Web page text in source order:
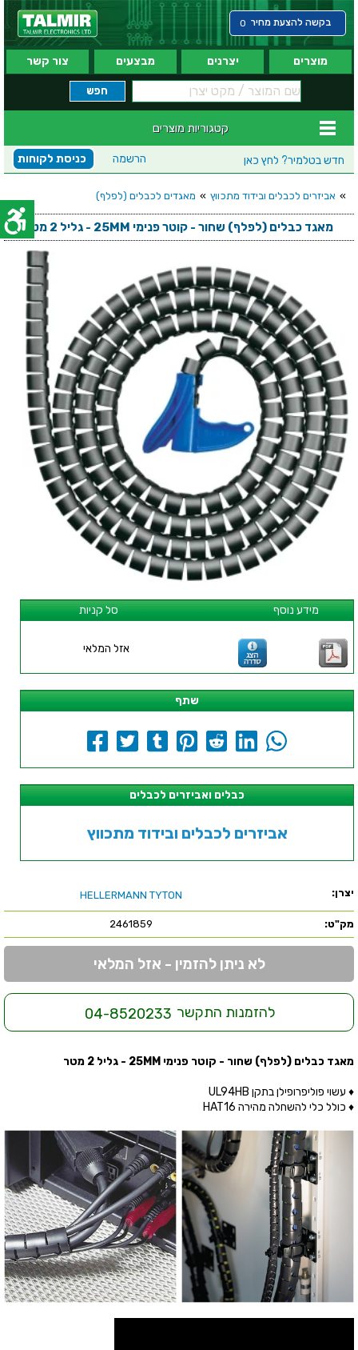
בקשה להצעת מחיר 0
מוצרים יצרנים מבצעים צור קשר
קטגוריות מוצרים
חדש בטלמיר? לחץ כאן כניסת לקוחות הרשמה
» אביזרים לכבלים ובידוד מתכווץ » מאגדים לכבלים (לפלף)
מאגד כבלים (לפלף) שחור - קוטר פנימי 25MM - גליל 2 מטר
סל קניות מידע נוסף
אזל המלאי
שתף
כבלים ואביזרים לכבלים
אביזרים לכבלים ובידוד מתכווץ
יצרן: HELLERMANN TYTON
מק"ט: 2461859
לא ניתן להזמין - אזל המלאי
להזמנות התקשר 04-8520233
מאגד כבלים (לפלף) שחור - קוטר פנימי 25MM - גליל 2 מטר
♦ עשוי פוליפרופילן בתקן UL94HB
♦ כולל כלי להשחלה מהירה HAT16